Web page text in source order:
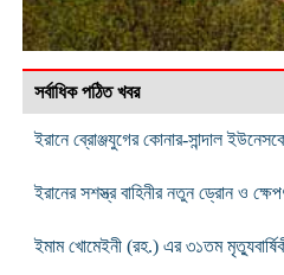
সর্বাধিক পঠিত খবর
ইরানে ব্রোঞ্জযুগের কোনার-সান্দাল
ইরানের সশস্ত্র বাহিনীর নতুন ড্রোন ও
ইমাম খোমেইনী (রহ.) এর ৩১তম